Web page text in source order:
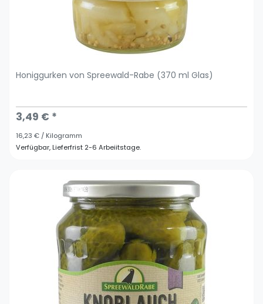
Honiggurken von Spreewald-Rabe (370 ml Glas)
3,49 € *
16,23 € / Kilogramm
Verfügbar, Lieferfrist 2-6 Arbeiitstage.